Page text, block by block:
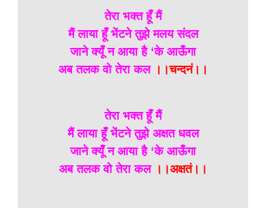
तेरा भक्त हूँ मैं
मैं लाया हूँ भेंटने तुझे मलय संदल
जाने क्यूँ न आया है ‘के आऊँगा
अब तलक वो तेरा कल।।चन्दनं।।
तेरा भक्त हूँ मैं
मैं लाया हूँ भेंटने तुझे अक्षत धवल
जाने क्यूँ न आया है ‘के आऊँगा
अब तलक वो तेरा कल।।अक्षतं।।